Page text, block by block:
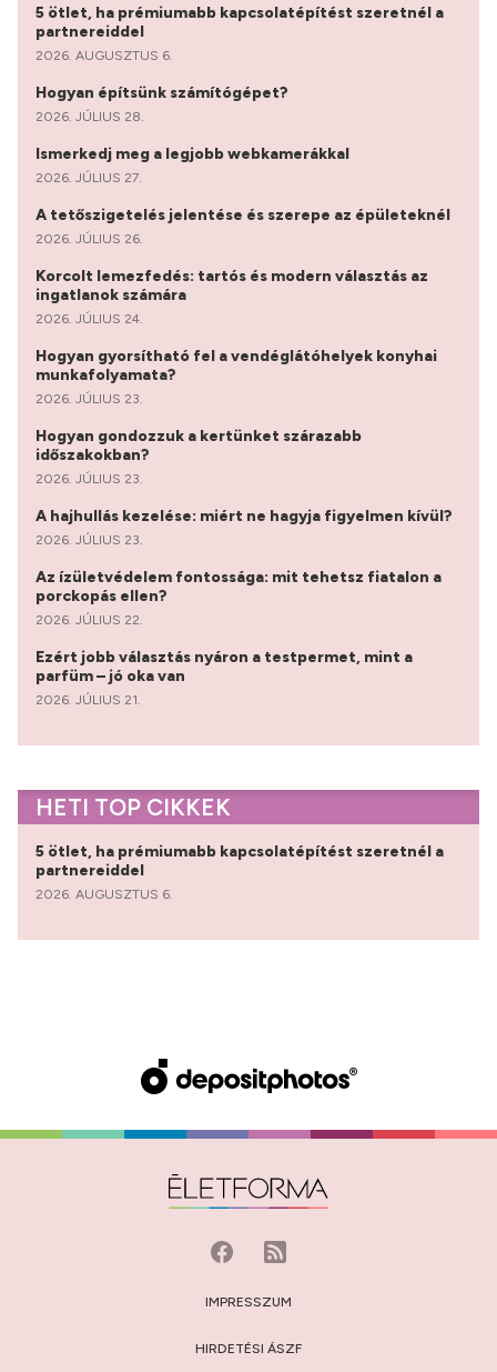
5 ötlet, ha prémiumabb kapcsolatépítést szeretnél a
partnereiddel
2026. AUGUSZTUS 6.
Hogyan építsünk számítógépet?
2026. JÚLIUS 28.
Ismerkedj meg a legjobb webkamerákkal
2026. JÚLIUS 27.
A tetőszigetelés jelentése és szerepe az épületeknél
2026. JÚLIUS 26.
Korcolt lemezfedés: tartós és modern választás az
ingatlanok számára
2026. JÚLIUS 24.
Hogyan gyorsítható fel a vendéglátóhelyek konyhai
munkafolyamata?
2026. JÚLIUS 23.
Hogyan gondozzuk a kertünket szárazabb
időszakokban?
2026. JÚLIUS 23.
A hajhullás kezelése: miért ne hagyja figyelmen kívül?
2026. JÚLIUS 23.
Az ízületvédelem fontossága: mit tehetsz fiatalon a
porckopás ellen?
2026. JÚLIUS 22.
Ezért jobb választás nyáron a testpermet, mint a
parfüm – jó oka van
2026. JÚLIUS 21.
HETI TOP CIKKEK
5 ötlet, ha prémiumabb kapcsolatépítést szeretnél a
partnereiddel
2026. AUGUSZTUS 6.
IMPRESSZUM
HIRDETÉSI ÁSZF